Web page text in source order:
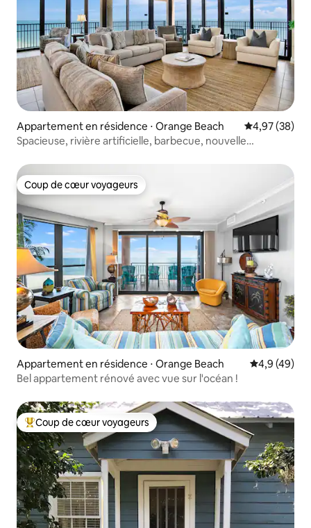
Appartement en résidence ⋅ Orange Beach Évaluation
4,97 (38)
Spacieuse, rivière artificielle, barbecue, nouvelle
Coup de cœur voyageurs
Coup de cœur voyageurs
Appartement en résidence ⋅ Orange Beach Évaluation
4,9 (49)
Bel appartement rénové avec vue sur l'océan !
Coups de cœur voyageurs les plus appréciés
Coup de cœur voyageurs